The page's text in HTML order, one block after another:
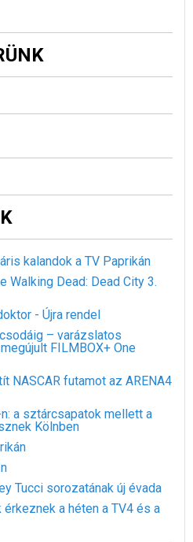
kalandok a TV Paprikán
Walking Dead: Dead City 3.
- Újra rendel
– varázslatos
FILMBOX+ One
NASCAR futamot az ARENA4
a sztárcsapatok mellett a
Kölnben
Tucci sorozatának új évada
a héten a TV4 és a